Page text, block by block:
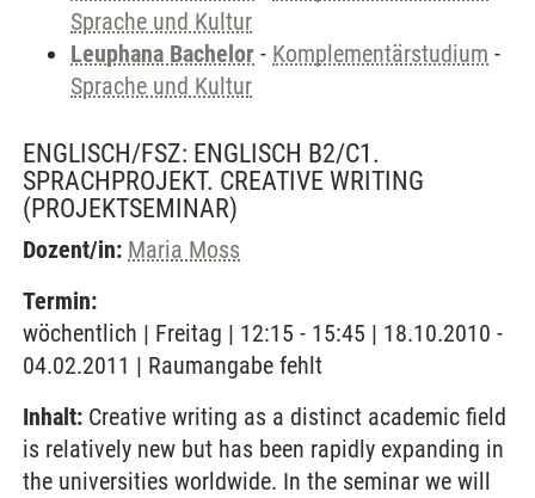
Sprache und Kultur
Leuphana Bachelor - Komplementärstudium -
Sprache und Kultur
ENGLISCH/FSZ: ENGLISCH B2/C1.
SPRACHPROJEKT. CREATIVE WRITING
(PROJEKTSEMINAR)
Dozent/in: Maria Moss
Termin:
wöchentlich | Freitag | 12:15 - 15:45 | 18.10.2010 -
04.02.2011 | Raumangabe fehlt
Inhalt: Creative writing as a distinct academic field
is relatively new but has been rapidly expanding in
the universities worldwide. In the seminar we will